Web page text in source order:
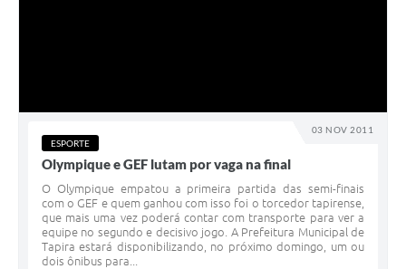
03 NOV 2011
ESPORTE
Olympique e GEF lutam por vaga na final
O Olympique empatou a primeira partida das semi-finais
com o GEF e quem ganhou com isso foi o torcedor tapirense,
que mais uma vez poderá contar com transporte para ver a
equipe no segundo e decisivo jogo. A Prefeitura Municipal de
Tapira estará disponibilizando, no próximo domingo, um ou
dois ônibus para...